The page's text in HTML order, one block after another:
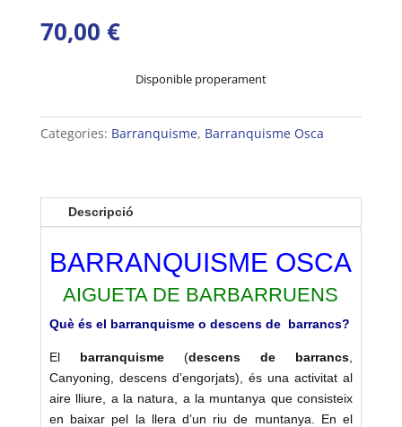
70,00 €
Disponible properament
Categories: Barranquisme, Barranquisme Osca
Descripció
BARRANQUISME OSCA
AIGUETA DE BARBARRUENS
Què és el barranquisme o descens de barrancs?
El barranquisme(descens de barrancs
Canyoning, descens d’engorjats), és una activitat al
aire lliure, a la natura, a la muntanya que consisteix
en baixar pel la llera d’un riu de muntanya. En el